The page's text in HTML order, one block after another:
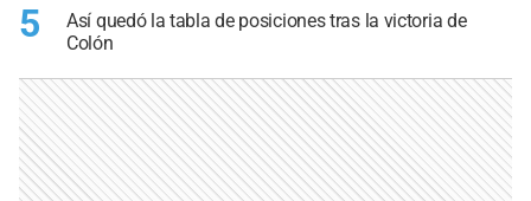
5
Así quedó la tabla de posiciones tras la victoria de
Colón